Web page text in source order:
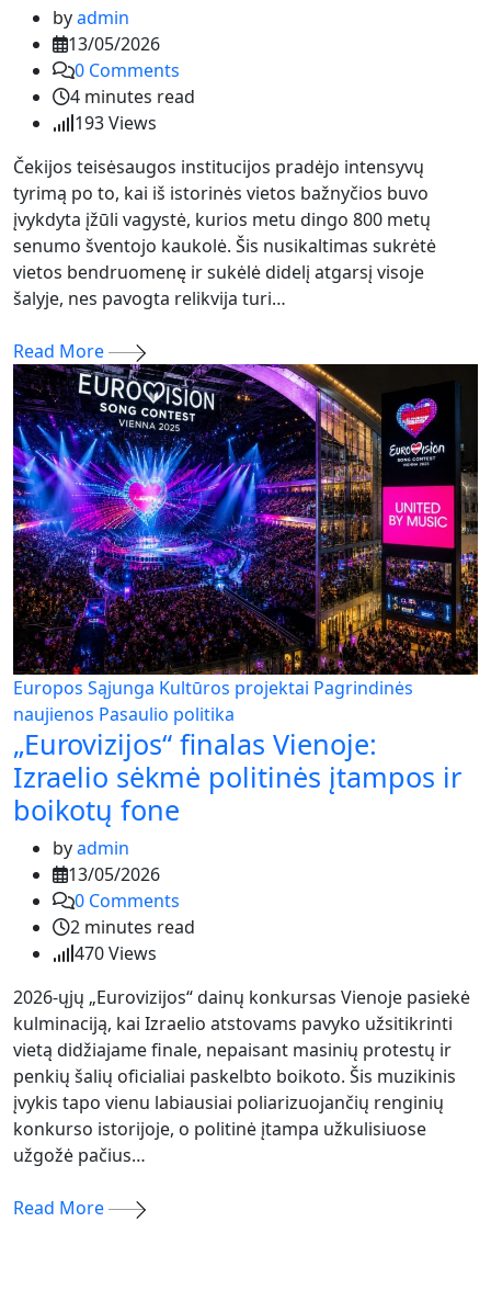
byadmin
13/05/2026
0 Comments
4 minutes read
193Views
Čekijos teisėsaugos institucijos pradėjo intensyvų
tyrimą po to, kai iš istorinės vietos bažnyčios buvo
įvykdyta įžūli vagystė, kurios metu dingo 800 metų
senumo šventojo kaukolė. Šis nusikaltimas sukrėtė
vietos bendruomenę ir sukėlė didelį atgarsį visoje
šalyje, nes pavogta relikvija turi…
Read More
Europos Sąjunga Kultūros projektai Pagrindinės
naujienos Pasaulio politika
„Eurovizijos“ finalas Vienoje:
Izraelio sėkmė politinės įtampos ir
boikotų fone
byadmin
13/05/2026
0 Comments
2 minutes read
470Views
2026-ųjų „Eurovizijos“ dainų konkursas Vienoje pasiekė
kulminaciją, kai Izraelio atstovams pavyko užsitikrinti
vietą didžiajame finale, nepaisant masinių protestų ir
penkių šalių oficialiai paskelbto boikoto. Šis muzikinis
įvykis tapo vienu labiausiai poliarizuojančių renginių
konkurso istorijoje, o politinė įtampa užkulisiuose
užgožė pačius…
Read More